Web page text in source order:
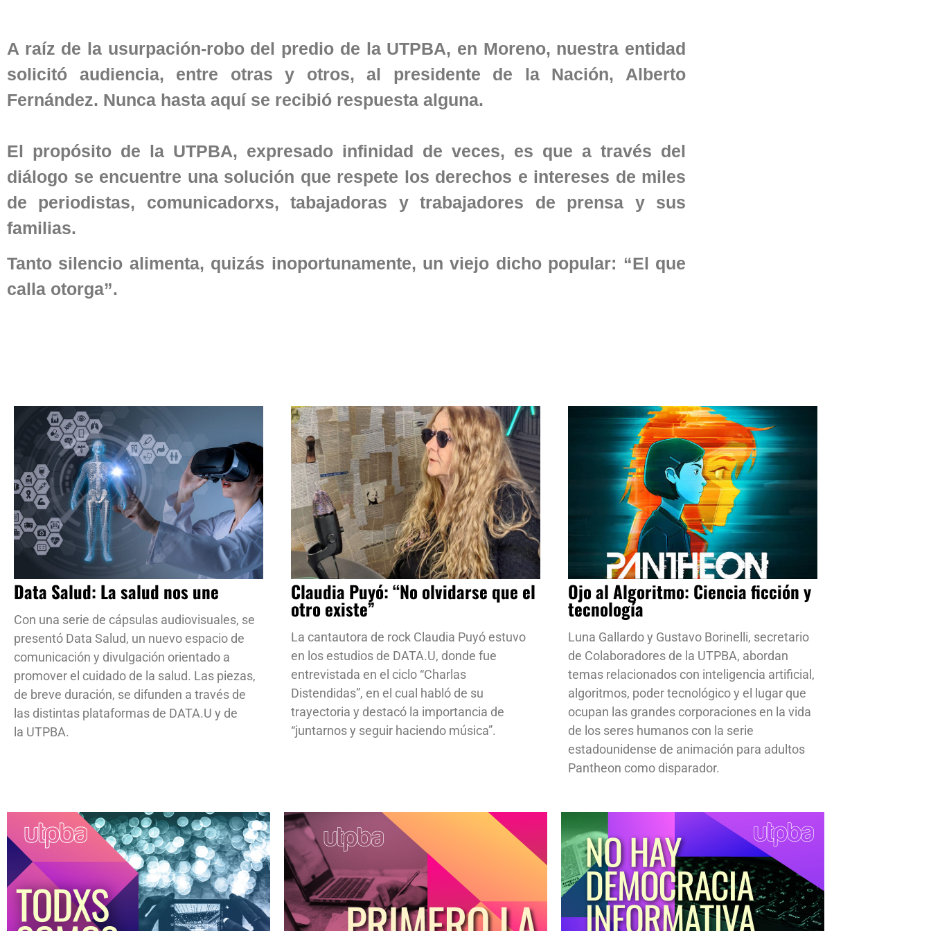
A raíz de la usurpación-robo del predio de la UTPBA, en Moreno, nuestra entidad
solicitó audiencia, entre otras y otros, al presidente de la Nación, Alberto
Fernández. Nunca hasta aquí se recibió respuesta alguna.
El propósito de la UTPBA, expresado infinidad de veces, es que a través del
diálogo se encuentre una solución que respete los derechos e intereses de miles
de periodistas, comunicadorxs, tabajadoras y trabajadores de prensa y sus
familias.
Tanto silencio alimenta, quizás inoportunamente, un viejo dicho popular: “El que
calla otorga”.
Data Salud: La salud nos une
Con una serie de cápsulas audiovisuales, se
presentó Data Salud, un nuevo espacio de
comunicación y divulgación orientado a
promover el cuidado de la salud. Las piezas,
de breve duración, se difunden a través de
las distintas plataformas de DATA.U y de
la UTPBA.
Claudia Puyó: “No olvidarse que el
otro existe”
La cantautora de rock Claudia Puyó estuvo
en los estudios de DATA.U, donde fue
entrevistada en el ciclo “Charlas
Distendidas”, en el cual habló de su
trayectoria y destacó la importancia de
“juntarnos y seguir haciendo música”.
Ojo al Algoritmo: Ciencia ficción y
tecnología
Luna Gallardo y Gustavo Borinelli, secretario
de Colaboradores de la UTPBA, abordan
temas relacionados con inteligencia artificial,
algoritmos, poder tecnológico y el lugar que
ocupan las grandes corporaciones en la vida
de los seres humanos con la serie
estadounidense de animación para adultos
Pantheon como disparador.